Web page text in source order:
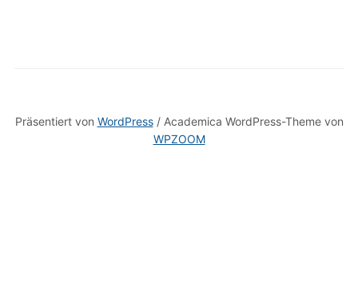
Präsentiert von WordPress/ Academica WordPress-Theme von
WPZOOM